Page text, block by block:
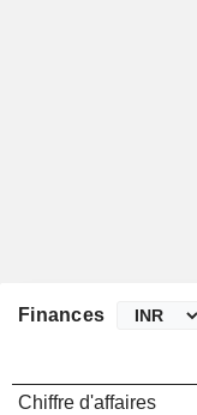
Finances
Chiffre d'affaires